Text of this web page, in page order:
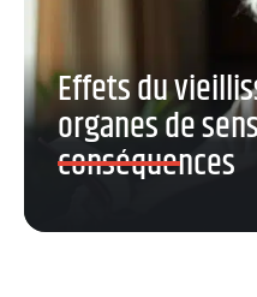
Effets du
organes de
conséquences